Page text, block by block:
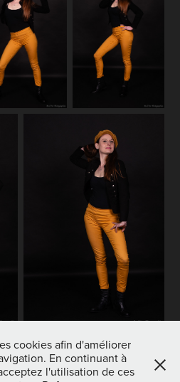
cookies afin d'améliorer
En continuant à
l'utilisation de ces